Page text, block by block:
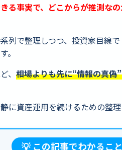
る事実で、どこからが推測な
列で整理しつつ、投資家目線
。
、 相場よりも先に“情報の真偽
に資産運用を続けるための整理
💡 この記事でわかること